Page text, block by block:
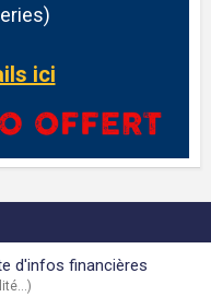
ici
d'infos financières